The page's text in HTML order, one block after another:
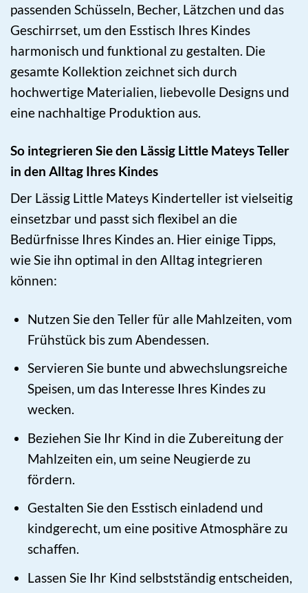
passenden Schüsseln, Becher, Lätzchen und das
Geschirrset, um den Esstisch Ihres Kindes
harmonisch und funktional zu gestalten. Die
gesamte Kollektion zeichnet sich durch
hochwertige Materialien, liebevolle Designs und
eine nachhaltige Produktion aus.
So integrieren Sie den Lässig Little Mateys Teller
in den Alltag Ihres Kindes
Der Lässig Little Mateys Kinderteller ist vielseitig
einsetzbar und passt sich flexibel an die
Bedürfnisse Ihres Kindes an. Hier einige Tipps,
wie Sie ihn optimal in den Alltag integrieren
können:
Nutzen Sie den Teller für alle Mahlzeiten, vom
Frühstück bis zum Abendessen.
Servieren Sie bunte und abwechslungsreiche
Speisen, um das Interesse Ihres Kindes zu
wecken.
Beziehen Sie Ihr Kind in die Zubereitung der
Mahlzeiten ein, um seine Neugierde zu
fördern.
Gestalten Sie den Esstisch einladend und
kindgerecht, um eine positive Atmosphäre zu
schaffen.
Lassen Sie Ihr Kind selbstständig entscheiden,